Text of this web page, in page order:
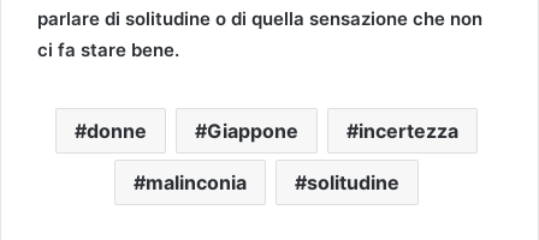
parlare di solitudine o di quella sensazione che non
ci fa stare bene.
donne Giappone incertezza
malinconia solitudine